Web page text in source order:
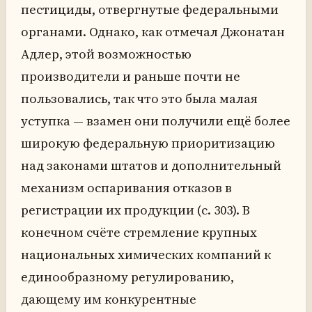
пестициды, отвергнутые федеральными
органами. Однако, как отмечал Джонатан
Адлер, этой возможностью
производители и раньше почти не
пользовались, так что это была малая
уступка — взамен они получили ещё более
широкую федеральную приоритизацию
над законами штатов и дополнительный
механизм оспаривания отказов в
регистрации их продукции (с. 303). В
конечном счёте стремление крупных
национальных химических компаний к
единообразному регулированию,
дающему им конкурентные